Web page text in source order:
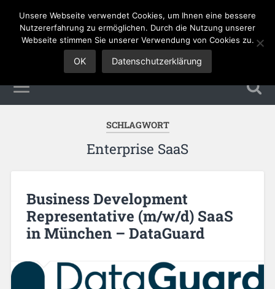
Sales Jobs
SCHLAGWORT
Enterprise SaaS
Business Development
Representative (m/w/d) SaaS
in München – DataGuard
Unsere Webseite verwendet Cookies, um Ihnen eine bessere
Nutzererfahrung zu ermöglichen. Durch die Nutzung unserer
Webseite stimmen Sie unserer Verwendung von Cookies zu.
OK Datenschutzerklärung